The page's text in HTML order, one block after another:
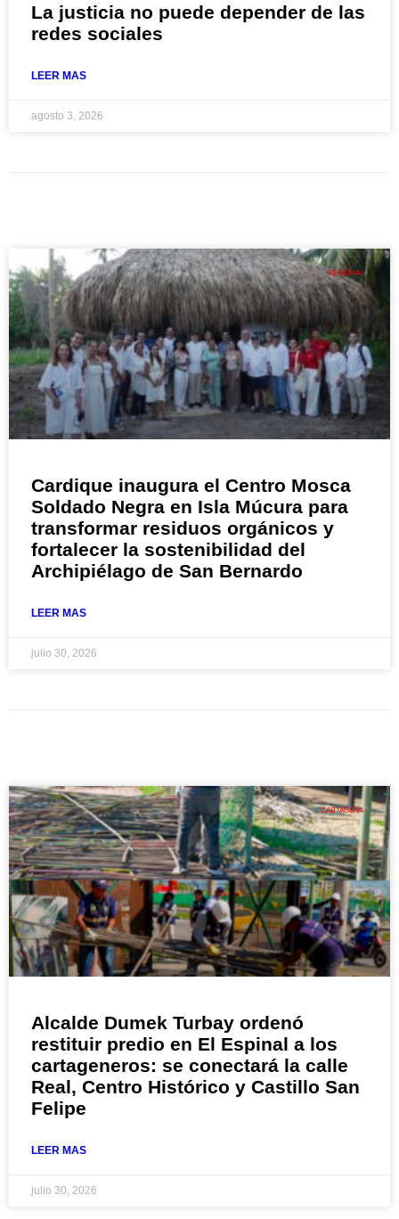
La justicia no puede depender de las
redes sociales
LEER MAS
agosto 3, 2026
REGIONAL
Cardique inaugura el Centro Mosca
Soldado Negra en Isla Múcura para
transformar residuos orgánicos y
fortalecer la sostenibilidad del
Archipiélago de San Bernardo
LEER MAS
julio 30, 2026
CARTAGENA
Alcalde Dumek Turbay ordenó
restituir predio en El Espinal a los
cartageneros: se conectará la calle
Real, Centro Histórico y Castillo San
Felipe
LEER MAS
julio 30, 2026